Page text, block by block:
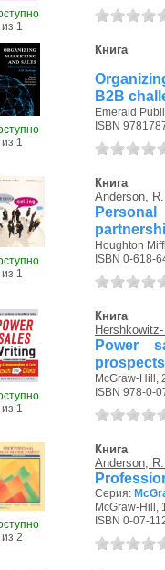
из 1
из 1
Книга
B2B
Emerald
ISBN
из 1
Книга
Anderson,
Houghton
ISBN 0-618-
из 1
Книга
Power
McGraw-Hill,
ISBN 978-0-
из 2
Книга
Anderson,
Серия:
McGraw-Hill,
ISBN 0-07-